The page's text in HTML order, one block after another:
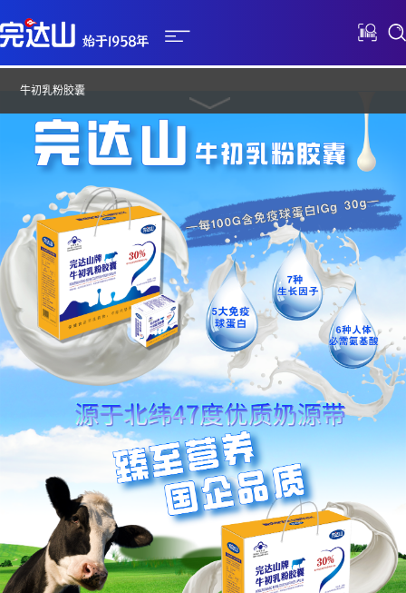
牛初乳粉胶囊